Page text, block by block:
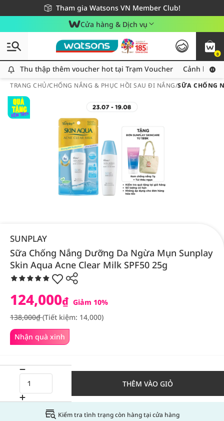
Tham gia Watsons VN Member Club!
Miễn phí giao hàng cho đơn hàng từ 249,000Đ
Giao hàng nhanh 24h - Áp dụng khu vực TP. Hồ Chí Minh
Cửa hàng & Dịch vụ
0
Thu thập thêm voucher hot tại Trạm Voucher
Thu thập thêm voucher hot tại Trạm Voucher Cảnh báo
TRANG CHỦ/CHỐNG NẮNG & PHỤC HỒI SAU ĐI NẮNG/SỮA CHỐNG
SUNPLAY
Sữa Chống Nắng Dưỡng Da Ngừa Mụn Sunplay
Skin Aqua Acne Clear Milk SPF50 25g
Nhận quà xinh
124,000₫ Giảm 10%
138,000₫(Tiết kiệm: 14,000)
THÊM VÀO GIỎ
Kiểm tra tình trạng còn hàng tại cửa hàng